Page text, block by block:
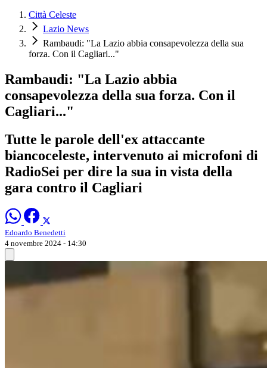
Città Celeste
Lazio News
Rambaudi: "La Lazio abbia consapevolezza della sua
forza. Con il Cagliari..."
Rambaudi: "La Lazio abbia
consapevolezza della sua forza. Con il
Cagliari..."
Tutte le parole dell'ex attaccante
biancoceleste, intervenuto ai microfoni di
RadioSei per dire la sua in vista della
gara contro il Cagliari
Edoardo Benedetti
4 novembre 2024 - 14:30